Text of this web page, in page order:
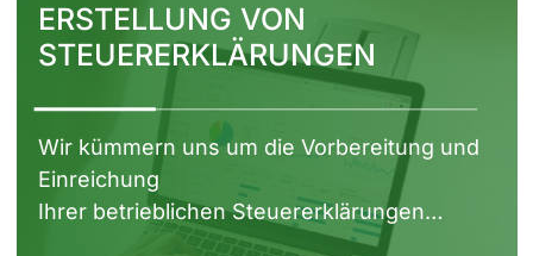
ERSTELLUNG VON
STEUERERKLÄRUNGEN
Wir kümmern uns um die Vorbereitung und
Einreichung
Ihrer betrieblichen Steuererklärungen…